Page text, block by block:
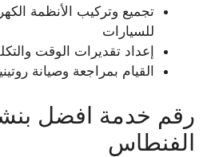
تجميع وتركيب الأنظمة
للسيارات
إعداد تقديرات الوقت
القيام بمراجعة وصيانة
رقم خدمة افضل
الفنطاس